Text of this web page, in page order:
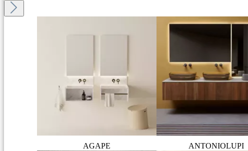
AGAPE ANTONIOLUPI